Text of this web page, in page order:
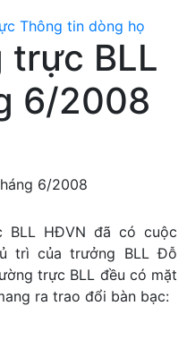
Thông tin dòng họ
trực BLL
6/2008
6/2008
BLL HĐVN đã có cuộc
trì của trưởng BLL Đỗ
trực BLL đều có mặt
ra trao đổi bàn bạc: